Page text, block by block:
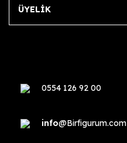
ÜYELİK
0554 126 92 00
info@Birfigurum.com